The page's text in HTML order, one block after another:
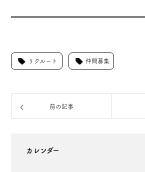
リクルート 仲間募集
前の記事
カレンダー